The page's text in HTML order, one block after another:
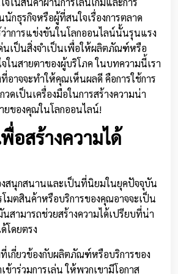
กธุรกิจหรือผู้ที่สนใจเรื่องการตลาด
าการแข่งขันในโลกออนไลน์นั้นรุนแรง
นเป็นสิ่งจำเป็นเพื่อให้ผลิตภัณฑ์หรือ
ในสายตาของผู้บริโภค ในบทความนี้เรา
าจจะทำให้คุณเห็นผลดี คือการใช้การ
วดเป็นเครื่องมือในการสร้างความน่า
ยของคุณในโลกออนไลน์!
พื่อสร้างความได้
งสนุกสนานและเป็นที่นิยมในยุคปัจจุบัน
โมตสินค้าหรือบริการของคุณอาจจะเป็น
สามารถช่วยสร้างความได้เปรียบที่น่า
โดยตรง
เกี่ยวข้องกับผลิตภัณฑ์หรือบริการของ
าร่วมการเล่น ให้พวกเขามีโอกาส